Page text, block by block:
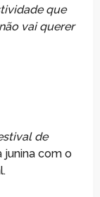
que
vai querer
de
com o